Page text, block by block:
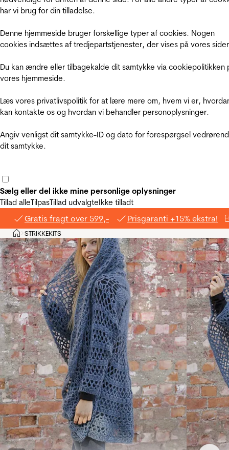
har vi brug for din tilladelse.
Denne hjemmeside bruger forskellige typer af cookies. Nogen
cookies indsættes af tredjepartstjenester, der vises på vores
Du kan ændre eller tilbagekalde dit samtykke via cookiepolitikken
vores hjemmeside.
Læs vores privatlivspolitik for at lære mere om, hvem vi er,
kan kontakte os og hvordan vi behandler personoplysninger.
Angiv venligst dit samtykke-ID og dato for forespørgsel
dit samtykke.
Sælg eller del ikke mine personlige oplysninger
Tillad alleTilpasTillad udvalgteIkke tilladt
Gratis fragt over 599,- Prisgaranti +15% ekstra!
Hjem
>STRIKKEKITS